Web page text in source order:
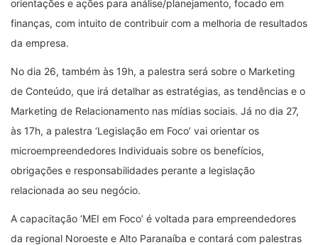
orientações e ações para análise/planejamento, focado em
finanças, com intuito de contribuir com a melhoria de resultados
da empresa.
No dia 26, também às 19h, a palestra será sobre o Marketing
de Conteúdo, que irá detalhar as estratégias, as tendências e o
Marketing de Relacionamento nas mídias sociais. Já no dia 27,
às 17h, a palestra ‘Legislação em Foco’ vai orientar os
microempreendedores Individuais sobre os benefícios,
obrigações e responsabilidades perante a legislação
relacionada ao seu negócio.
A capacitação ‘MEI em Foco’ é voltada para empreendedores
da regional Noroeste e Alto Paranaíba e contará com palestras